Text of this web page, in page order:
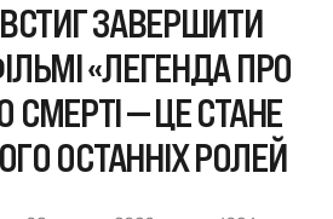
ЗАВЕРШИТИ
«ЛЕГЕНДА ПРО
СМЕРТІ — ЦЕ СТАНЕ
ОСТАННІХ РОЛЕЙ